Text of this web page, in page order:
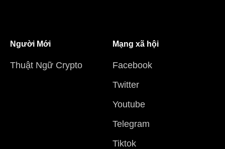
Người Mới
Thuật Ngữ Crypto
Mạng xã hội
Facebook
Twitter
Youtube
Telegram
Tiktok